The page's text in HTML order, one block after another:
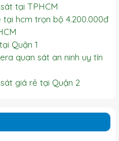
tại TPHCM
hcm trọn bộ 4.200.000đ
Quận 1
quan sát an ninh uy tín
giá rẻ tại Quận 2